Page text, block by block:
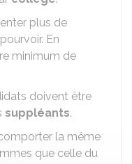
plus de
En
minimum de
doivent être
suppléants.
la même
que celle du